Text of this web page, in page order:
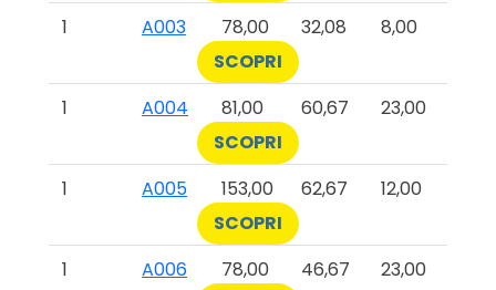
1
A003 78,00 32,08
8,00
SCOPRI
1
A004 81,00 60,67
23,00
SCOPRI
1
A005 153,00 62,67
12,00
SCOPRI
1
A006 78,00 46,67
23,00